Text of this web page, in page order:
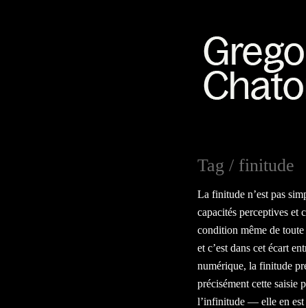
Tag / finitude
La finitude n’est pas
capacités perceptives et
condition même de
et c’est dans cet écart
numérique, la finitude
précisément cette saisie
l’infinitude — elle en est